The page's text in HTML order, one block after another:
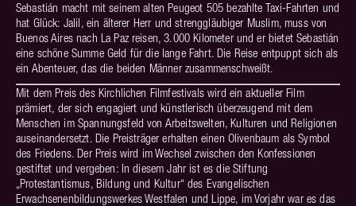
Sebastián macht mit seinem alten Peugeot 505 bezahlte Taxi-Fahrten und
hat Glück: Jalil, ein älterer Herr und strenggläubiger Muslim, muss von
Buenos Aires nach La Paz reisen, 3.000 Kilometer und er bietet Sebastián
eine schöne Summe Geld für die lange Fahrt. Die Reise entpuppt sich als
ein Abenteuer, das die beiden Männer zusammenschweißt.
Mit dem Preis des Kirchlichen Filmfestivals wird ein aktueller Film
prämiert, der sich engagiert und künstlerisch überzeugend mit dem
Menschen im Spannungsfeld von Arbeitswelten, Kulturen und Religionen
auseinandersetzt. Die Preisträger erhalten einen Olivenbaum als Symbol
des Friedens. Der Preis wird im Wechsel zwischen den Konfessionen
gestiftet und vergeben: In diesem Jahr ist es die Stiftung
„Protestantismus, Bildung und Kultur“ des Evangelischen
Erwachsenenbildungswerkes Westfalen und Lippe, im Vorjahr war es das